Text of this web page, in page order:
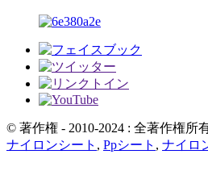
© 著作権 - 2010-2024 : 全著作権所有
ナイロンシート , Ppシート , ナイロ